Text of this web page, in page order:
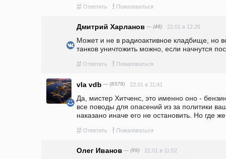
# Ответить ! Пожаловаться
Дмитрий Харланов — (48) 22.01 в 12:26
Может и не в радиоактивное кладбище, но
танков уничтожить можно, если начнутся
# Ответить ! Пожаловаться
vla vdb — (8378) 22.01 в 11:41
Да, мистер Хитченс, это именно оно -
все поводы для опасений из за политики
наказано иначе его не остановить. Но где
# Ответить ! Пожаловаться
Олег Иванов — (99) 22.01 в 11:02